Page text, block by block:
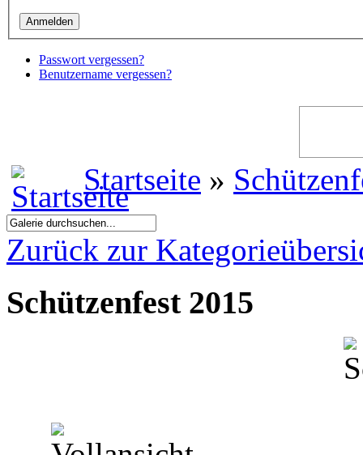
Passwort vergessen?
Benutzername vergessen?
Startseite »
Zurück zur
Schützenfest 2015